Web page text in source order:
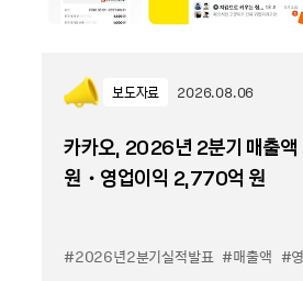
보도자료 2026.08.06
카카오, 2026년 2분기 매출
원・영업이익 2,770억 원
#2026년2분기실적발표 #매출액 #